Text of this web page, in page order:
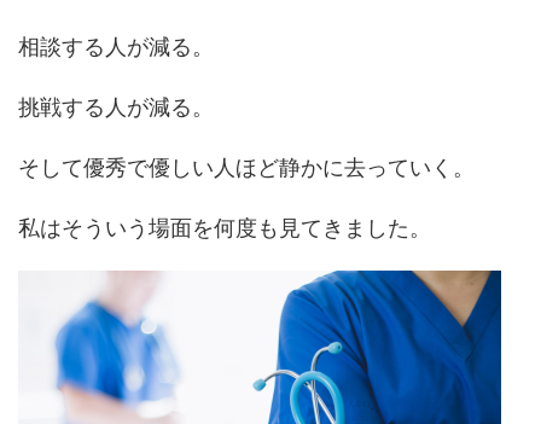
相談する人が減る。
挑戦する人が減る。
そして優秀で優しい人ほど静かに去っていく。
私はそういう場面を何度も見てきました。